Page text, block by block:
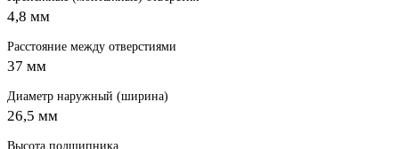
4,8 мм
Расстояние между отверстиями
37 мм
Диаметр наружный (ширина)
26,5 мм
Высота подшипника